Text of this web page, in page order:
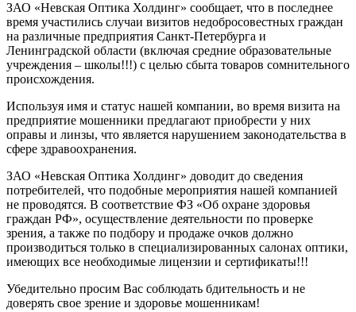
ЗАО «Невская Оптика Холдинг» сообщает, что в последнее
время участились случаи визитов недобросовестных граждан
на различные предприятия Санкт-Петербурга и
Ленинградской области (включая средние образовательные
учреждения – школы!!!) с целью сбыта товаров сомнительного
происхождения.
Используя имя и статус нашей компании, во время визита на
предприятие мошенники предлагают приобрести у них
оправы и линзы, что является нарушением законодательства в
сфере здравоохранения.
ЗАО «Невская Оптика Холдинг» доводит до сведения
потребителей, что подобные мероприятия нашей компанией
не проводятся. В соответствие ФЗ «Об охране здоровья
граждан РФ», осуществление деятельности по проверке
зрения, а также по подбору и продаже очков должно
производиться только в специализированных салонах оптики,
имеющих все необходимые лицензии и сертификаты!!!
Убедительно просим Вас соблюдать бдительность и не
доверять свое зрение и здоровье мошенникам!